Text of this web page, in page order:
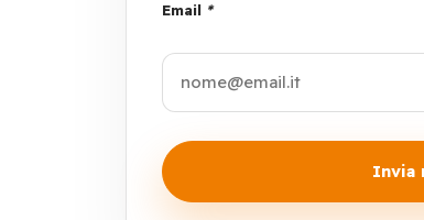
Email *